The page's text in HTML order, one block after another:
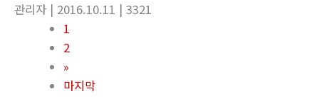
관리자 | 2016.10.11 | 3321
1
2
»
마지막